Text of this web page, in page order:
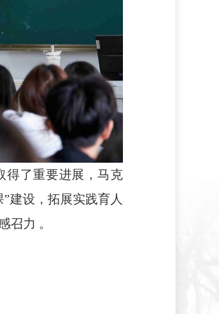
得了重要进展，马克
”建设，拓展实践育人
召力 。